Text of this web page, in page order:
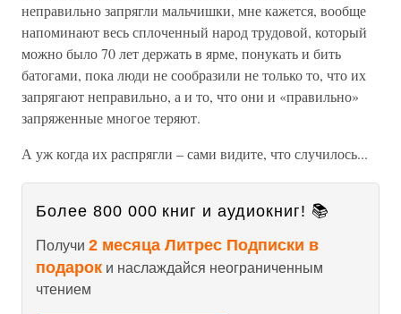
неправильно запрягли мальчишки, мне кажется, вообще
напоминают весь сплоченный народ трудовой, который
можно было 70 лет держать в ярме, понукать и бить
батогами, пока люди не сообразили не только то, что их
запрягают неправильно, а и то, что они и «правильно»
запряженные многое теряют.
А уж когда их распрягли – сами видите, что случилось...
Более 800 000 книг и аудиокниг! 📚
Получи 2 месяца Литрес Подписки в
подарок и наслаждайся неограниченным
чтением